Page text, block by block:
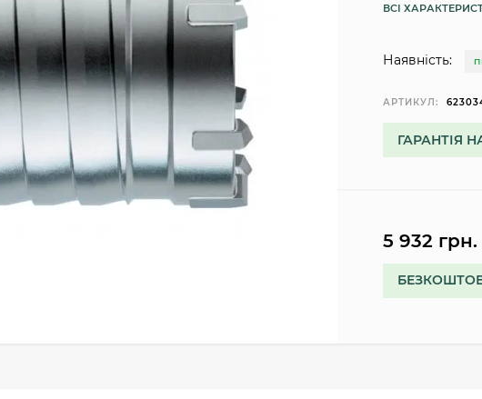
ВСІ
Наявність:
АРТИКУЛ:
ГАРАНТІЯ
5 932 грн.